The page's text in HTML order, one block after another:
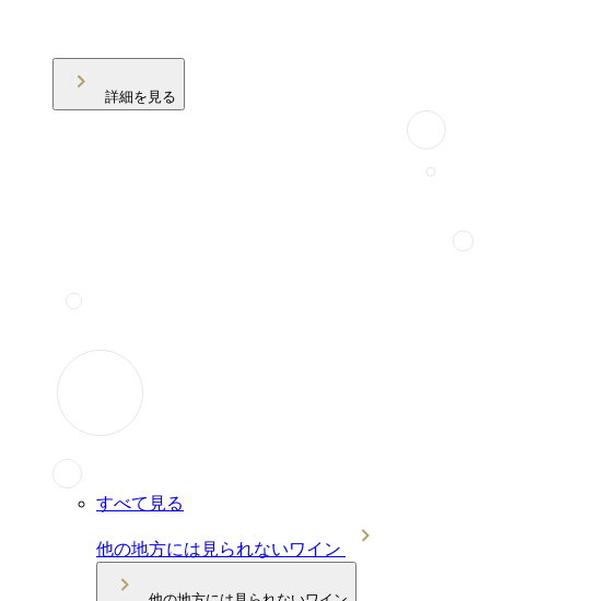
詳細を見る
すべて見る
他の地方には見られないワイン